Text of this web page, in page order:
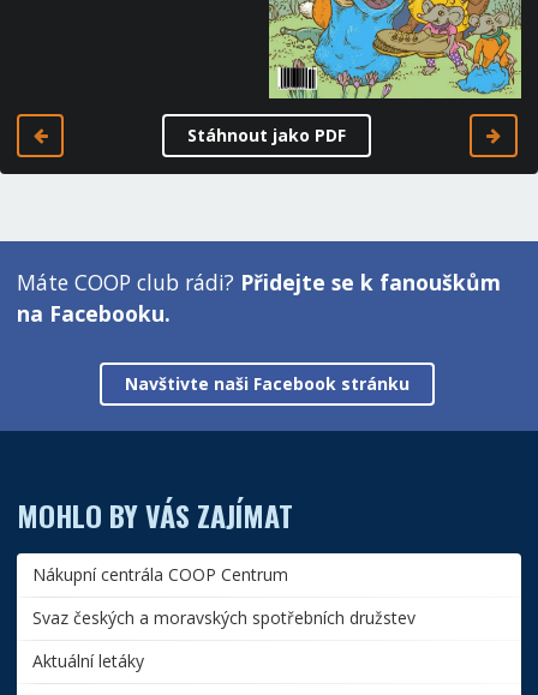
Stáhnout jako PDF
Máte COOP club rádi? Přidejte se k fanouškům
na Facebooku.
Navštivte naši Facebook stránku
MOHLO BY VÁS ZAJÍMAT
Nákupní centrála COOP Centrum
Svaz českých a moravských spotřebních družstev
Aktuální letáky